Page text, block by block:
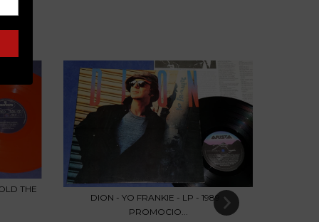
THE
DION - YO FRANKIE - LP - 1989 -
PROMOCIO...